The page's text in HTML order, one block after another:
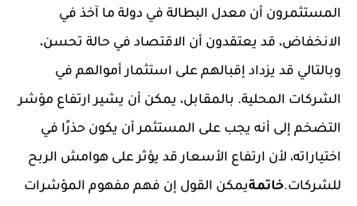
المستثمرون أن معدل البطالة في دولة ما آخذ في
الانخفاض، قد يعتقدون أن الاقتصاد في حالة تحسن،
وبالتالي قد يزداد إقبالهم على استثمار أموالهم في
الشركات المحلية. بالمقابل، يمكن أن يشير ارتفاع مؤشر
التضخم إلى أنه يجب على المستثمر أن يكون حذرًا في
اختياراته، لأن ارتفاع الأسعار قد يؤثر على هوامش الربح
للشركات.خاتمةيمكن القول إن فهم مفهوم المؤشرات